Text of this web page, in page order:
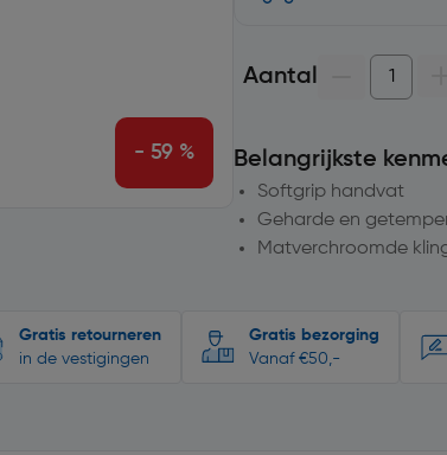
- 59 %
Aantal
Belangrijkste
Softgrip handvat
Geharde en
Matverchroomde
Gratis retourneren
in de vestigingen
Gratis bezorging
Vanaf €50,-